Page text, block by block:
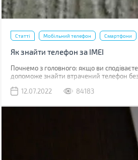
Статті Мобільний телефон Смартфони
Як знайти телефон за IMEI
Почнемо з головного: якщо ви
допоможе знайти втрачений телефон без
допоможе абсолютно. Якщо його вкрали,
12.07.2022 84183